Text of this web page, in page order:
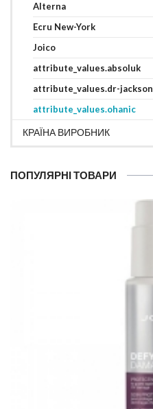
Alterna
Ecru New-York
Joico
attribute_values.absoluk
attribute_values.dr-jackson
attribute_values.ohanic
КРАЇНА ВИРОБНИК
ПОПУЛЯРНІ ТОВАРИ